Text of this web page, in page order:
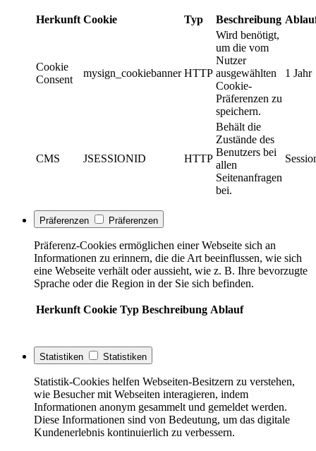
Herkunft Cookie Typ Beschreibung
Cookie
Consent
mysign_cookiebanner HTTP
Wird benötigt,
um die vom
Nutzer
ausgewählten
Cookie-
Präferenzen zu
speichern.
1 Jahr
CMS JSESSIONID HTTP
Behält die
Zustände des
Benutzers bei
allen
Seitenanfragen
bei.
Präferenzen Präferenzen
Präferenz-Cookies ermöglichen einer Webseite sich an
Informationen zu erinnern, die die Art beeinflussen, wie sich
eine Webseite verhält oder aussieht, wie z. B. Ihre bevorzugte
Sprache oder die Region in der Sie sich befinden.
Herkunft Cookie Typ Beschreibung Ablauf
Statistiken Statistiken
Statistik-Cookies helfen Webseiten-Besitzern zu verstehen,
wie Besucher mit Webseiten interagieren, indem
Informationen anonym gesammelt und gemeldet werden.
Diese Informationen sind von Bedeutung, um das digitale
Kundenerlebnis kontinuierlich zu verbessern.